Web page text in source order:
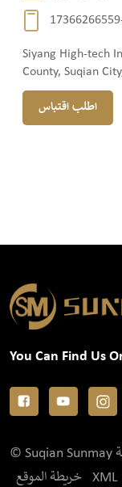
Siyang High-tech
County, Suqian
اطلب اقتباس
You Can Find Us
خريطة الموقع
XML